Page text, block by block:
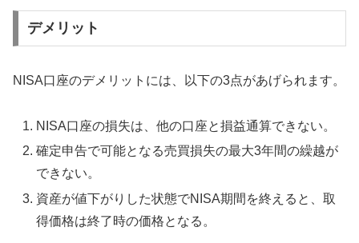
デメリット
NISA口座のデメリットには、以下の3点があげられます。
NISA口座の損失は、他の口座と損益通算できない。
確定申告で可能となる売買損失の最大3年間の繰越が
できない。
資産が値下がりした状態でNISA期間を終えると、取
得価格は終了時の価格となる。